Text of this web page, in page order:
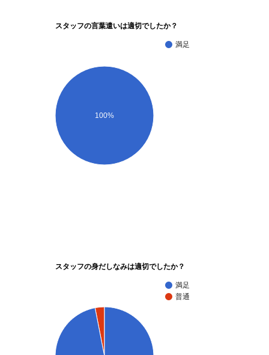
スタッフの言葉遣いは適切でしたか？
満足
100%
スタッフの身だしなみは適切でしたか？
満足
普通